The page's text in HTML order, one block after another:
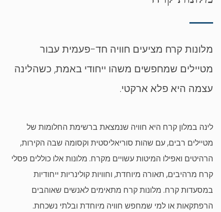
מלונות קרח מציעים חוויה חד-פעמית עבור
מטיילים שמחפשים משהו ייחודי באמת, כשהלינה
עצמה היא פלא ארקטי.
לינה במלון קרח היא חוויה שנמצאת ברשימת החלומות של
מטיילים רבים, עם שהות סוריאליסטית וקסומה שבה הקירות,
הרהיטים ואפילו המיטות עשויים מקרח. מלונות אלו כוללים פסלי
קרח מרהיבים, תאורה מיוחדת, וחוויות קולינריות ייחודיות
במסעדות קרח. מלונות קרח מתאימים לאנשים שאוהבים
הרפתקאות או למי שמחפש חוויה מיוחדת ובלתי נשכחת.